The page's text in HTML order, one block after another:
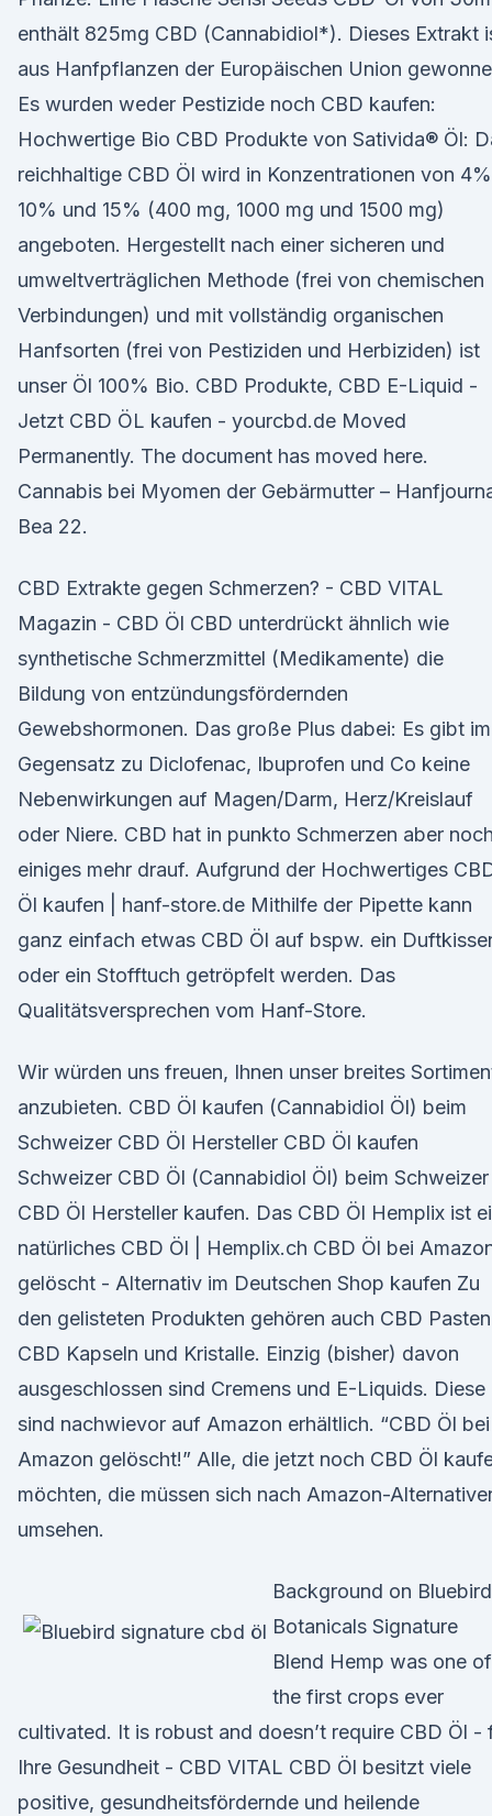
enthält 825mg CBD (Cannabidiol*). Dieses Extrakt
aus Hanfpflanzen der Europäischen Union
Es wurden weder Pestizide noch CBD kaufen:
Hochwertige Bio CBD Produkte von Sativida® Öl:
reichhaltige CBD Öl wird in Konzentrationen von
10% und 15% (400 mg, 1000 mg und 1500 mg)
angeboten. Hergestellt nach einer sicheren und
umweltverträglichen Methode (frei von chemischen
Verbindungen) und mit vollständig organischen
Hanfsorten (frei von Pestiziden und Herbiziden) ist
unser Öl 100% Bio. CBD Produkte, CBD E-Liquid -
Jetzt CBD ÖL kaufen - yourcbd.de Moved
Permanently. The document has moved here.
Cannabis bei Myomen der Gebärmutter –
Bea 22.
CBD Extrakte gegen Schmerzen? - CBD VITAL
Magazin - CBD Öl CBD unterdrückt ähnlich wie
synthetische Schmerzmittel (Medikamente) die
Bildung von entzündungsfördernden
Gewebshormonen. Das große Plus dabei: Es gibt im
Gegensatz zu Diclofenac, Ibuprofen und Co keine
Nebenwirkungen auf Magen/Darm, Herz/Kreislauf
oder Niere. CBD hat in punkto Schmerzen aber
einiges mehr drauf. Aufgrund der Hochwertiges
Öl kaufen | hanf-store.de Mithilfe der Pipette kann
ganz einfach etwas CBD Öl auf bspw. ein
oder ein Stofftuch getröpfelt werden. Das
Qualitätsversprechen vom Hanf-Store.
Wir würden uns freuen, Ihnen unser breites
anzubieten. CBD Öl kaufen (Cannabidiol Öl) beim
Schweizer CBD Öl Hersteller CBD Öl kaufen
Schweizer CBD Öl (Cannabidiol Öl) beim Schweizer
CBD Öl Hersteller kaufen. Das CBD Öl Hemplix ist
natürliches CBD Öl | Hemplix.ch CBD Öl bei
gelöscht - Alternativ im Deutschen Shop kaufen Zu
den gelisteten Produkten gehören auch CBD
CBD Kapseln und Kristalle. Einzig (bisher) davon
ausgeschlossen sind Cremens und E-Liquids. Diese
sind nachwievor auf Amazon erhältlich. “CBD Öl bei
Amazon gelöscht!” Alle, die jetzt noch CBD Öl
möchten, die müssen sich nach Amazon-
umsehen.
Background on Bluebird
Botanicals Signature
Blend Hemp was one of
the first crops ever
cultivated. It is robust and doesn’t require CBD Öl -
Ihre Gesundheit - CBD VITAL CBD Öl besitzt viele
positive, gesundheitsfördernde und heilende